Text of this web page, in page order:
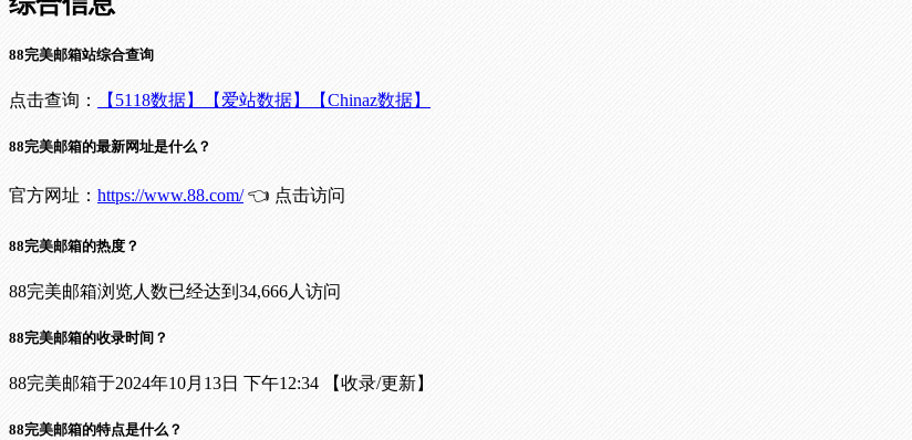
88完美邮箱站综合查询
点击查询： 【5118数据】 【爱站数据】 【Chinaz数据】
88完美邮箱的最新网址是什么？
官方网址： https://www.88.com/👈 点击访问
88完美邮箱的热度？
88完美邮箱浏览人数已经达到34,666人访问
88完美邮箱的收录时间？
88完美邮箱于2024年10月13日 下午12:34 【收录/更新】
88完美邮箱的特点是什么？